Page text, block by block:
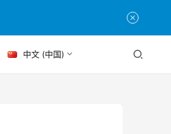
中文 (中国)